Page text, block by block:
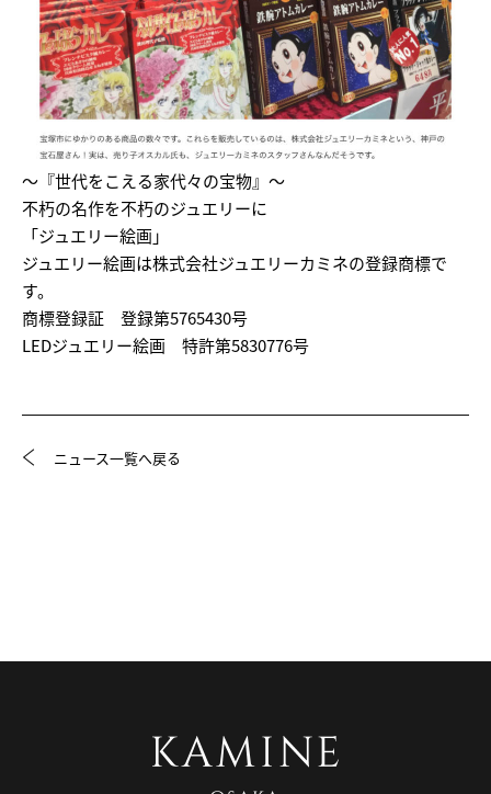
～『世代をこえる家代々の宝物』～
不朽の名作を不朽のジュエリーに
「ジュエリー絵画」
ジュエリー絵画は株式会社ジュエリーカミネの登録商標で
す。
商標登録証 登録第5765430号
LEDジュエリー絵画 特許第5830776号
ニュース一覧へ戻る